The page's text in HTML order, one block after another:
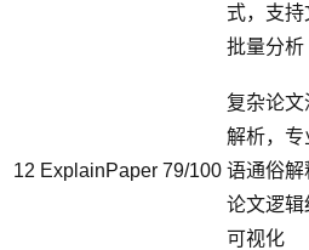
式，支持
批量分析
12 ExplainPaper 79/100
复杂论文
解析，专
语通俗解
论文逻辑
可视化